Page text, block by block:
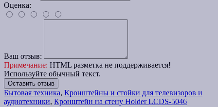
Оценка:
Ваш отзыв:
Примечание: HTML разметка не поддерживается!
Используйте обычный текст.
Оставить отзыв
Бытовая техника, Кронштейны и стойки для телевизоров и
аудиотехники, Кронштейн на стену Holder LCDS-5046